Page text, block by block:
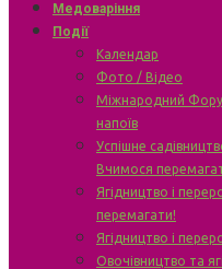
Медоваріння
Події
Календар
Фото / Відео
Міжнародний
напоїв
Успішне
Вчимося
Ягідництво і
перемагати!
Ягідництво і
Овочівництво та